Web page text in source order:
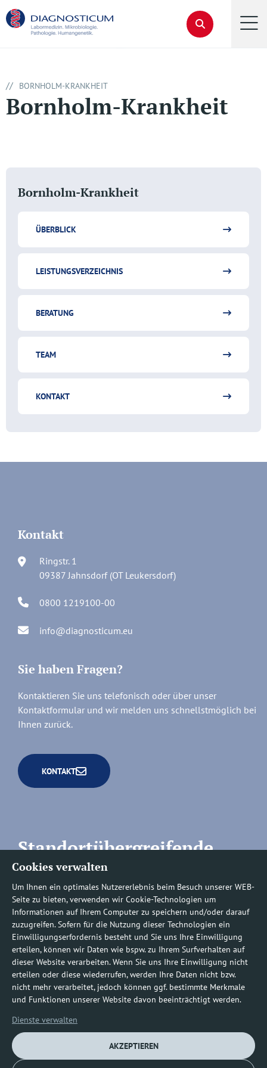
Cookies verwalten
Um Ihnen ein optimales Nutzererlebnis beim Besuch unserer WEB-
Seite zu bieten, verwenden wir Cookie-Technologien um
Informationen auf Ihrem Computer zu speichern und/oder darauf
zuzugreifen. Sofern für die Nutzung dieser Technologien ein
Einwilligungserfordernis besteht und Sie uns Ihre Einwilligung
erteilen, können wir Daten wie bspw. zu Ihrem Surfverhalten auf
dieser Website verarbeiten. Wenn Sie uns Ihre Einwilligung nicht
erteilen oder diese wiederrufen, werden Ihre Daten nicht bzw.
nicht mehr verarbeitet, jedoch können ggf. bestimmte Merkmale
und Funktionen unserer Website davon beeinträchtigt werden.
Dienste verwalten
AKZEPTIEREN
Bornholm-Krankheit
ÜBERBLICK
LEISTUNGSVERZEICHNIS
BERATUNG
TEAM
KONTAKT
// BORNHOLM-KRANKHEIT
Bornholm-Krankheit
Kontakt
Ringstr. 1
09387 Jahnsdorf (OT Leukersdorf)
0800 1219100-00
info@diagnosticum.eu
Sie haben Fragen?
Kontaktieren Sie uns telefonisch oder über unser
Kontaktformular und wir melden uns schnellstmöglich bei
Ihnen zurück.
KONTAKT
Standortübergreifende
Rufnummern
Befundauskünfte/
Nachforderungen
0800 1219100-10